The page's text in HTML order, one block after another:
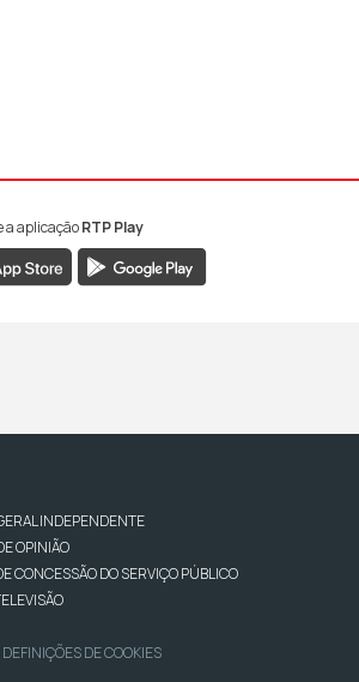
1
Antena 1
RTP Antena 1
a aplicaçãoRTP Play
INDEPENDENTE
OPINIÃO
CONCESSÃO DO SERVIÇO PÚBLICO
DE COOKIES